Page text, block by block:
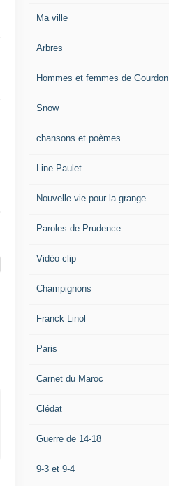
Ma ville
Arbres
Hommes et femmes de Gourdon
Snow
chansons et poèmes
Line Paulet
Nouvelle vie pour la grange
Paroles de Prudence
Vidéo clip
Champignons
Franck Linol
Paris
Carnet du Maroc
Clédat
Guerre de 14-18
9-3 et 9-4